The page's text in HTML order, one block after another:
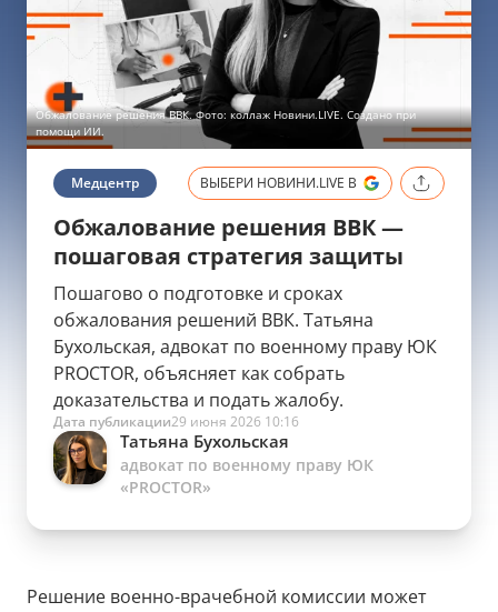
Медцентр ВЫБЕРИ НОВИНИ.LIVE В
Обжалование решения ВВК —
пошаговая стратегия защиты
Пошагово о подготовке и сроках
обжалования решений ВВК. Татьяна
Бухольская, адвокат по военному праву ЮК
PROCTOR, объясняет как собрать
доказательства и подать жалобу.
Татьяна Бухольская
адвокат по военному праву ЮК
«PROCTOR»
Дата публикации29 июня 2026 10:16
Обжалование решения ВВК. Фото: коллаж Новини.LIVE. Создано при
помощи ИИ.
Решение военно-врачебной комиссии может